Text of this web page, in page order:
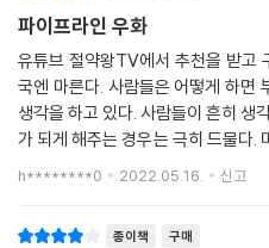
파이프라인 우화
유튜브 절약왕TV에서 추천을 받고 구매했어요~ 물
국엔 마른다. 사람들은 어떻게 하면
생각을 하고 있다. 사람들이 흔히 생
가 되게 해주는 경우는 극히 드물다.
것도 아니다. 부란 근면, 인내, 계획
h********0 2022.05.16. 신고
종이책 구매